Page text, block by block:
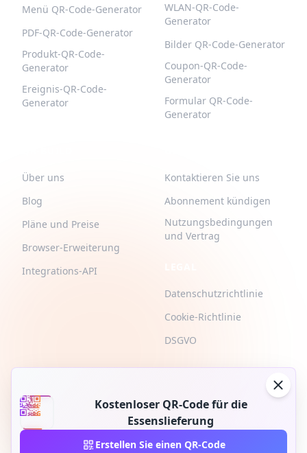
Kostenloser QR-Code für die
Essenslieferung
Erstellen Sie einen QR-Code
Menü QR-Code-Generator
PDF-QR-Code-Generator
Produkt-QR-Code-
Generator
Ereignis-QR-Code-
Generator
WLAN-QR-Code-
Generator
Bilder QR-Code-Generator
Coupon-QR-Code-
Generator
Formular QR-Code-
Generator
Über uns
Blog
Pläne und Preise
Browser-Erweiterung
Integrations-API
Kontaktieren Sie uns
Abonnement kündigen
Nutzungsbedingungen
und Vertrag
Datenschutzrichtlinie
Cookie-Richtlinie
DSGVO
2026 © QR-Build. QR-Build. Alle Rechte vorbehalten